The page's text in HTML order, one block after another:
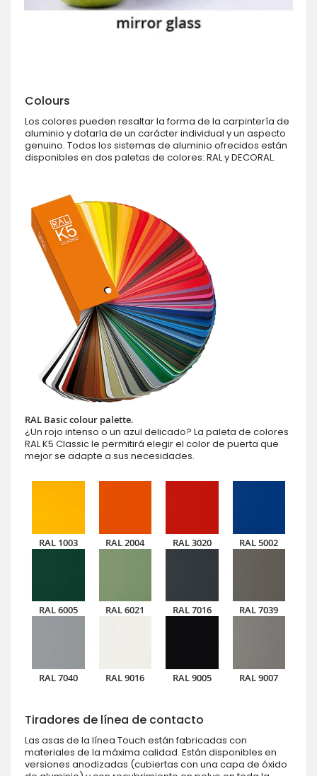
Colours
Los colores pueden resaltar la forma de la carpintería de
aluminio y dotarla de un carácter individual y un aspecto
genuino. Todos los sistemas de aluminio ofrecidos están
disponibles en dos paletas de colores: RAL y DECORAL.
RAL Basic colour palette.
¿Un rojo intenso o un azul delicado? La paleta de colores
RAL K5 Classic le permitirá elegir el color de puerta que
mejor se adapte a sus necesidades.
RAL 1003 RAL 2004 RAL 3020 RAL 5002
RAL 6005 RAL 6021 RAL 7016 RAL 7039
RAL 7040 RAL 9016 RAL 9005 RAL 9007
Tiradores de línea de contacto
Las asas de la línea Touch están fabricadas con
materiales de la máxima calidad. Están disponibles en
versiones anodizadas (cubiertas con una capa de óxido